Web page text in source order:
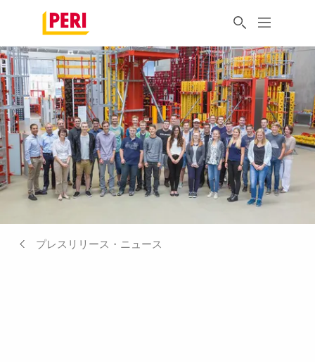
プレスリリース・ニュース